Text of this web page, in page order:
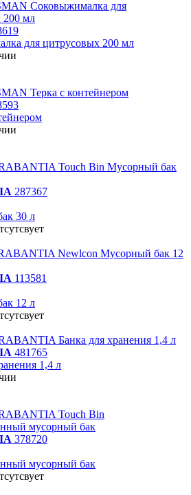
для цитрусовых 200 мл
287367
30 л
113581
12 л
481765
1,4 л
378720
мусорный бак